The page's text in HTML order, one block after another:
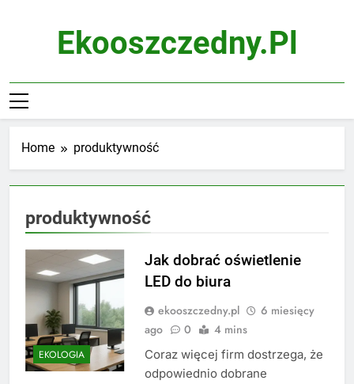
Ekooszczedny.pl
Home produktywność
produktywność
EKOLOGIA
Jak dobrać oświetlenie
LED do biura
ekooszczedny.pl
6 miesięcy
ago
0 4 mins
Coraz więcej firm dostrzega, że
odpowiednio dobrane